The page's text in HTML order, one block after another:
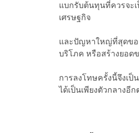
แบกรับต้นทุนที่ควรจะเ
เศรษฐกิจ
และปัญหาใหญ่ที่สุดขอ
บริโภค หรือสร้างยอด
การลงโทษครั้งนี้จึงเ
ได้เป็นเพียงตัวกลางอี